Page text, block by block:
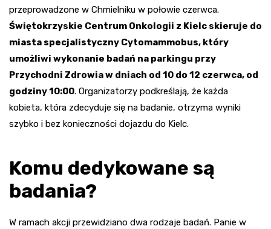
przeprowadzone w Chmielniku w połowie czerwca.
Świętokrzyskie Centrum Onkologii z Kielc skieruje do
miasta specjalistyczny Cytomammobus, który
umożliwi wykonanie badań na parkingu przy
Przychodni Zdrowia w dniach od 10 do 12 czerwca, od
godziny 10:00. Organizatorzy podkreślają, że każda
kobieta, która zdecyduje się na badanie, otrzyma wyniki
szybko i bez konieczności dojazdu do Kielc.
Komu dedykowane są
badania?
W ramach akcji przewidziano dwa rodzaje badań. Panie w